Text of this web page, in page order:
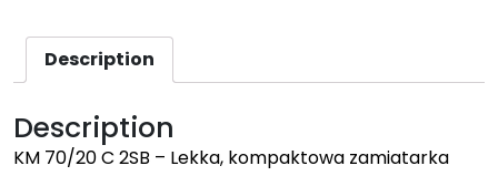
Description
Description
KM 70/20 C 2SB – Lekka, kompaktowa zamiatarka